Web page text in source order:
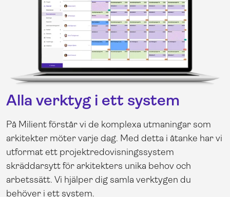
Alla verktyg i ett system
På Milient förstår vi de komplexa utmaningar som
arkitekter möter varje dag. Med detta i åtanke har vi
utformat ett projektredovisningssystem
skräddarsytt för arkitekters unika behov och
arbetssätt. Vi hjälper dig samla verktygen du
behöver i ett system.